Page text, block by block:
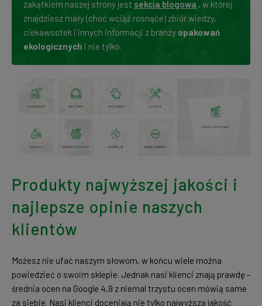
zakątkiem naszej strony jest sekcja blogowa , w której
znajdziesz mały (choć wciąż rosnące) zbiór wiedzy,
ciekawostek i innych informacji z branży opakowań
ekologicznych i nie tylko.
Produkty najwyższej jakości i
najlepsze opinie naszych
klientów
Możesz nie ufać naszym słowom, w końcu wiele można
powiedzieć o swoim sklepie. Jednak nasi klienci znają prawdę -
średnia ocen na Google 4,9 z niemal trzystu ocen mówią same
za siebie. Nasi klienci doceniają nie tylko najwyższą jakość